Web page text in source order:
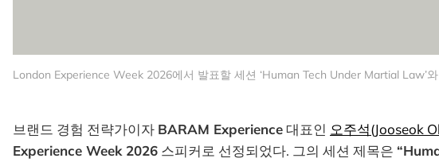
London Experience Week 2026에서 발표할 세션 ‘Human Tech Under Martial Law’
브랜드 경험 전략가이자 BARAM Experience대표인 오주석(Jooseok
Experience Week 2026 스피커로 선정되었다. 그의 세션 제목은